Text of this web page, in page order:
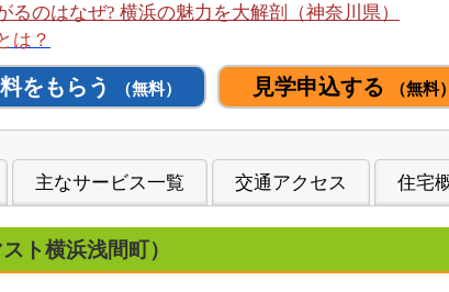
のはなぜ? 横浜の魅力を大解剖（神奈川県）
は？
をもらう （無料） 見学申込する （無料
主なサービス一覧 交通アクセス 住宅
ト横浜浅間町）